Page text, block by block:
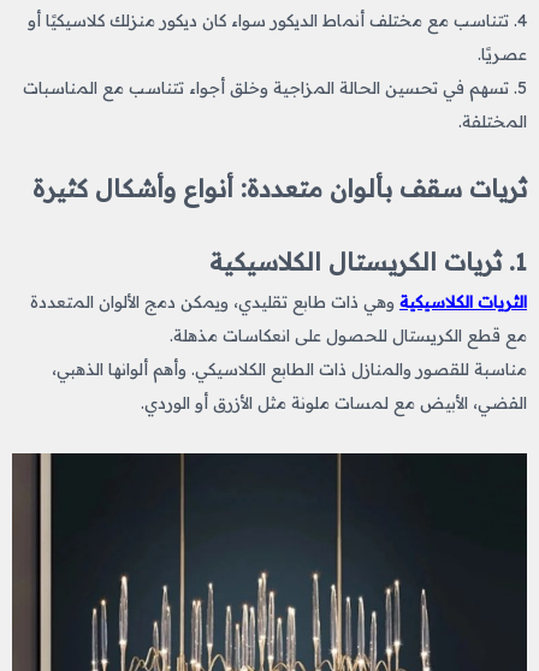
4. تتناسب مع مختلف أنماط الديكور سواء كان ديكور منزلك كلاسيكيًا أو
عصريًا.
5. تسهم في تحسين الحالة المزاجية وخلق أجواء تتناسب مع المناسبات
المختلفة.
ثريات سقف بألوان متعددة: أنواع وأشكال كثيرة
1. ثريات الكريستال الكلاسيكية
الثريات الكلاسيكية وهي ذات طابع تقليدي، ويمكن دمج الألوان المتعددة
مع قطع الكريستال للحصول على انعكاسات مذهلة.
مناسبة للقصور والمنازل ذات الطابع الكلاسيكي. وأهم ألوانها الذهبي،
الفضي، الأبيض مع لمسات ملونة مثل الأزرق أو الوردي.